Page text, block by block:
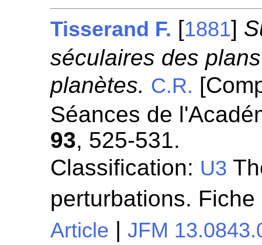
Tisserand F. [1881]
séculaires des
planètes. C.R.
Séances de
93, 525-531.
Classification: U3
perturbations. Fiche
Article |JFM